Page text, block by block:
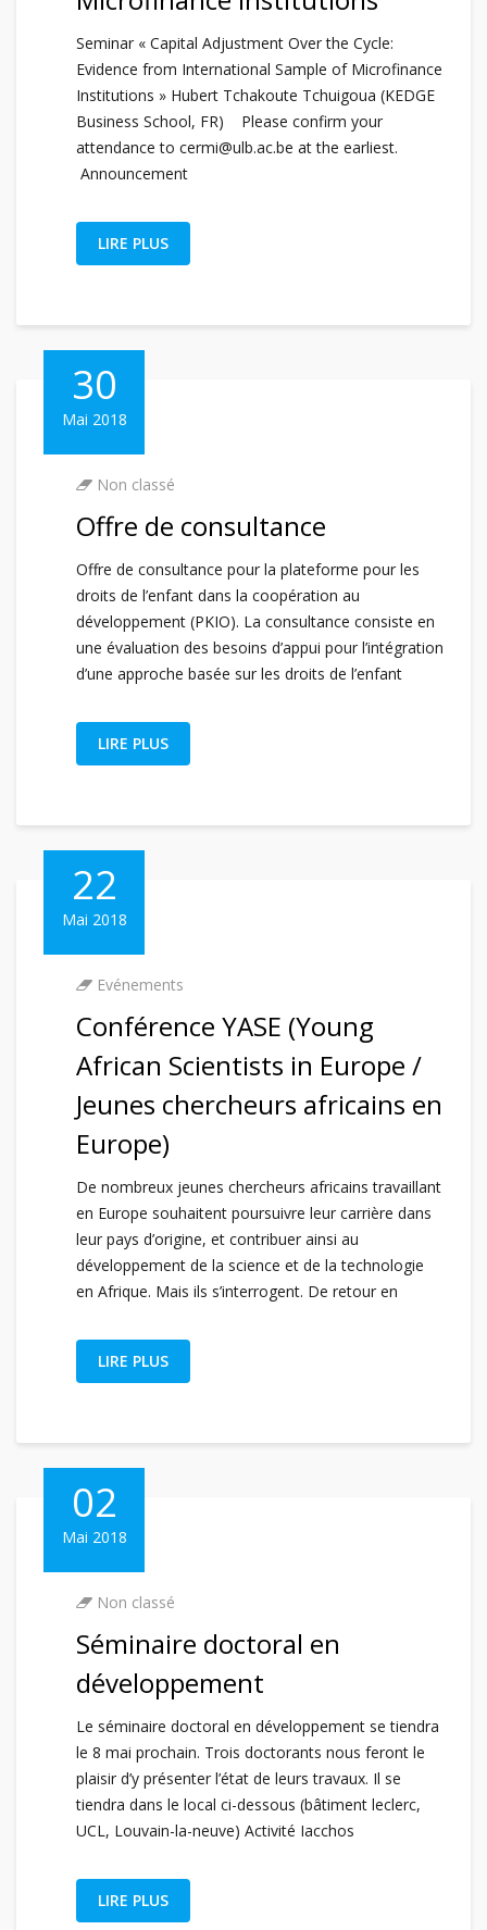
Seminar « Capital Adjustment Over the Cycle:
Evidence from International Sample of Microfinance
Institutions » Hubert Tchakoute Tchuigoua (KEDGE
Business School, FR) Please confirm your
attendance to cermi@ulb.ac.be at the earliest.
Announcement
LIRE PLUS
30
Mai 2018
Non classé
Offre de consultance
Offre de consultance pour la plateforme pour les
droits de l’enfant dans la coopération au
développement (PKIO). La consultance consiste en
une évaluation des besoins d’appui pour l’intégration
d’une approche basée sur les droits de l’enfant
LIRE PLUS
22
Mai 2018
Evénements
Conférence YASE (Young
African Scientists in Europe /
Jeunes chercheurs africains en
Europe)
De nombreux jeunes chercheurs africains travaillant
en Europe souhaitent poursuivre leur carrière dans
leur pays d’origine, et contribuer ainsi au
développement de la science et de la technologie
en Afrique. Mais ils s’interrogent. De retour en
LIRE PLUS
02
Mai 2018
Non classé
Séminaire doctoral en
développement
Le séminaire doctoral en développement se tiendra
le 8 mai prochain. Trois doctorants nous feront le
plaisir d’y présenter l’état de leurs travaux. Il se
tiendra dans le local ci-dessous (bâtiment leclerc,
UCL, Louvain-la-neuve) Activité Iacchos
LIRE PLUS